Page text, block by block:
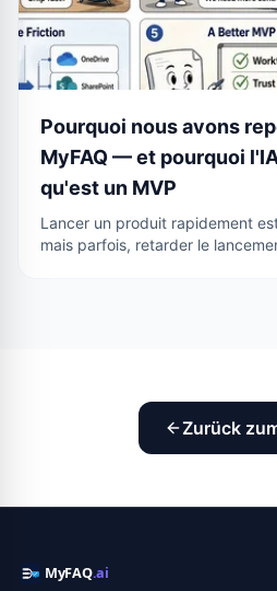
Pourquoi nous avons
MyFAQ — et pourquoi
qu'est un MVP
Lancer un produit rapidement
mais parfois, retarder le
Zurück